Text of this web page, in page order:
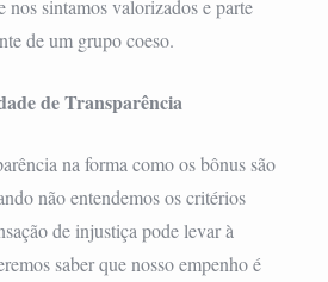
nos sintamos valorizados e parte
de um grupo coeso.
de Transparência
na forma como os bônus são
não entendemos os critérios
de injustiça pode levar à
saber que nosso empenho é